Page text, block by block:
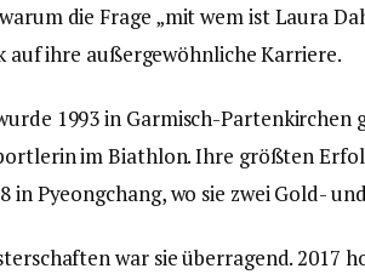
die Frage „mit wem ist Laura
auf ihre außergewöhnliche Karriere.
1993 in Garmisch-Partenkirchen
im Biathlon. Ihre größten
in Pyeongchang, wo sie zwei Gold-
war sie überragend. 2017